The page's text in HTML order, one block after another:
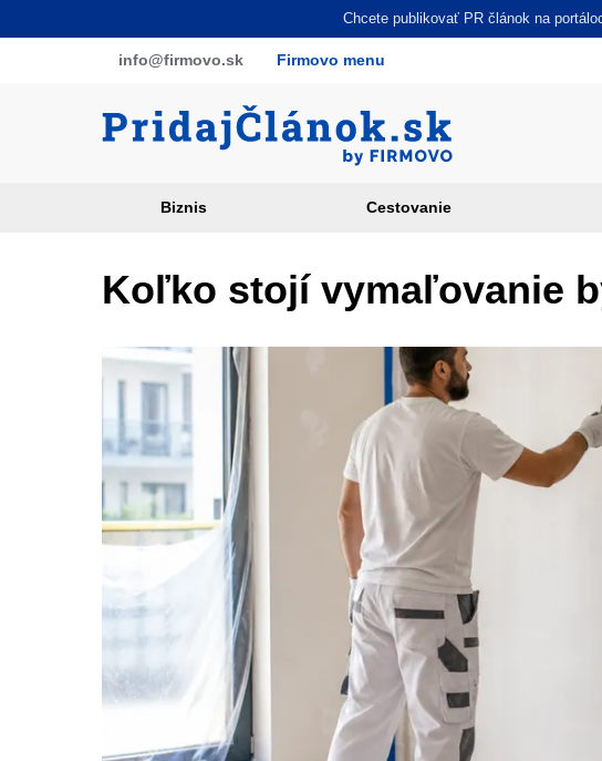
na
Chcete publikovať PR článok na
info@firmovo.sk Firmovo menu
Biznis Cestovanie
Koľko stojí vymaľovanie